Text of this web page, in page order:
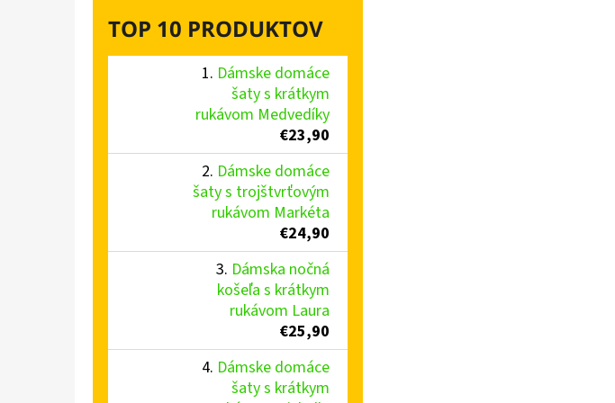
TOP 10 PRODUKTOV
Dámske domáce
šaty s krátkym
rukávom Medvedíky
€23,90
Dámske domáce
šaty s trojštvrťovým
rukávom Markéta
€24,90
Dámska nočná
košeľa s krátkym
rukávom Laura
€25,90
Dámske domáce
šaty s krátkym